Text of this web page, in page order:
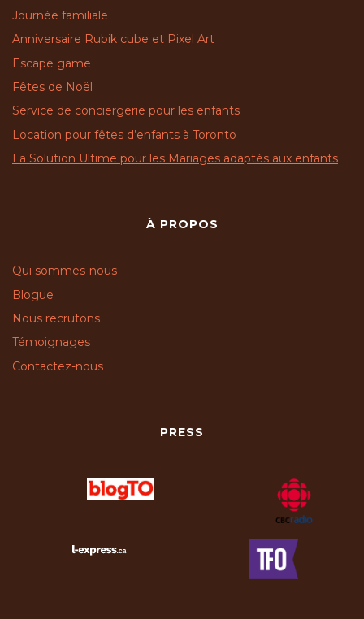
Journée familiale
Anniversaire Rubik cube et Pixel Art
Escape game
Fêtes de Noël
Service de conciergerie pour les enfants
Location pour fêtes d’enfants à Toronto
La Solution Ultime pour les Mariages adaptés aux enfants
À PROPOS
Qui sommes-nous
Blogue
Nous recrutons
Témoignages
Contactez-nous
PRESS